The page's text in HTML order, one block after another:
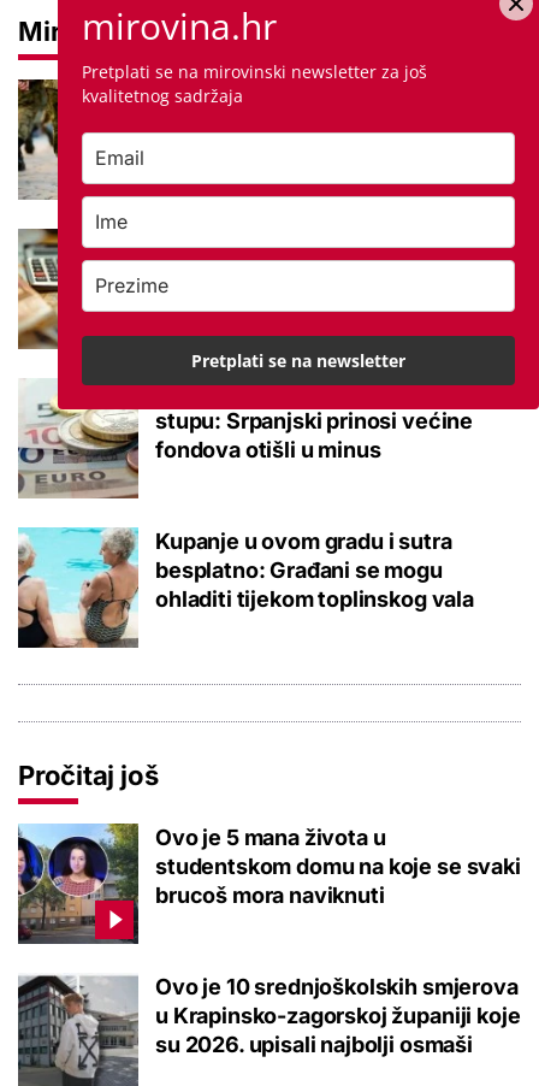
Mirovine
Mirovine branitelja: Dijele se u
Što je MIREX i kako se računa?
u drugom stupu
Negativna promjena u drugom
stupu: Srpanjski prinosi većine
fondova otišli u minus
Kupanje u ovom gradu i sutra
besplatno: Građani se mogu
ohladiti tijekom toplinskog vala
Pročitaj još
Ovo je 5 mana života u
studentskom domu na koje se svaki
brucoš mora naviknuti
Ovo je 10 srednjoškolskih smjerova
u Krapinsko-zagorskoj županiji koje
su 2026. upisali najbolji osmaši
mirovina.hr
Pretplati se na mirovinski newsletter za još
kvalitetnog sadržaja
Pretplati se na newsletter